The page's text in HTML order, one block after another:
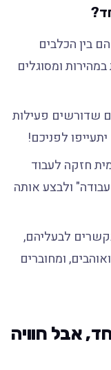
בין הכלבים
ומסוגלים
שדורשים פעילות
לפניכם!
חזקה לעבוד
ולבצע אותה
לבעליהם,
ומחוברים
אבל חוויה